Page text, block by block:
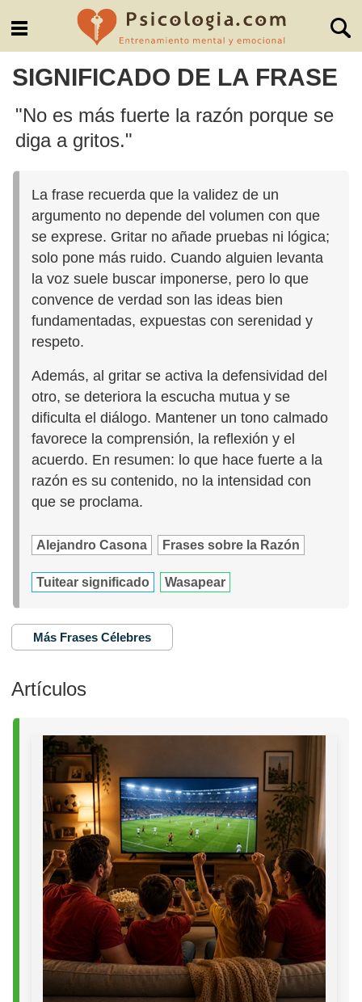
SIGNIFICADO DE LA FRASE
"No es más fuerte la razón porque se
diga a gritos."
La frase recuerda que la validez de un
argumento no depende del volumen con que
se exprese. Gritar no añade pruebas ni lógica;
solo pone más ruido. Cuando alguien levanta
la voz suele buscar imponerse, pero lo que
convence de verdad son las ideas bien
fundamentadas, expuestas con serenidad y
respeto.
Además, al gritar se activa la defensividad del
otro, se deteriora la escucha mutua y se
dificulta el diálogo. Mantener un tono calmado
favorece la comprensión, la reflexión y el
acuerdo. En resumen: lo que hace fuerte a la
razón es su contenido, no la intensidad con
que se proclama.
Alejandro Casona Frases sobre la Razón
Tuitear significado Wasapear
Más Frases Célebres
Artículos